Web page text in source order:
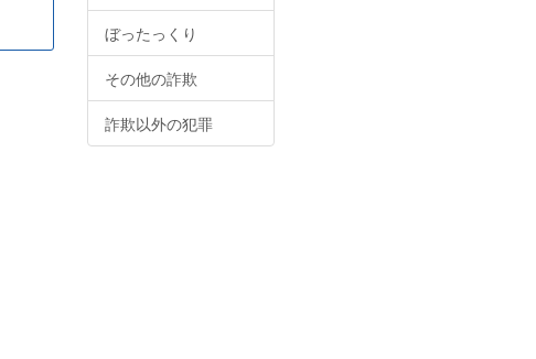
ぼったっくり
その他の詐欺
詐欺以外の犯罪